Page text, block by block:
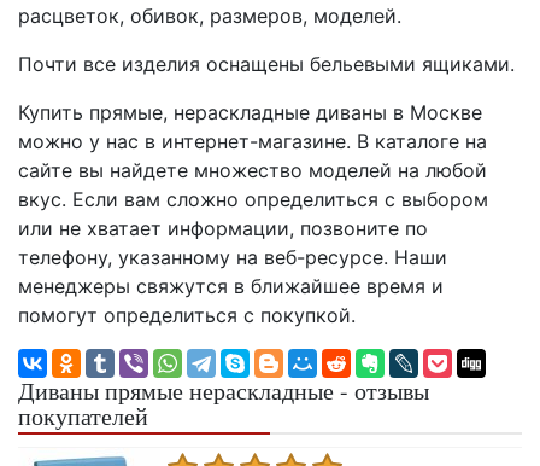
расцветок, обивок, размеров, моделей.
Почти все изделия оснащены бельевыми ящиками.
Купить прямые, нераскладные диваны в Москве
можно у нас в интернет-магазине. В каталоге на
сайте вы найдете множество моделей на любой
вкус. Если вам сложно определиться с выбором
или не хватает информации, позвоните по
телефону, указанному на веб-ресурсе. Наши
менеджеры свяжутся в ближайшее время и
помогут определиться с покупкой.
Диваны прямые нераскладные - отзывы
покупателей